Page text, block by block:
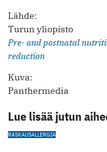
Lähde:
Turun yliopisto
Pre- and postnatal
reduction
Kuva:
Panthermedia
Lue lisää jutun
RASKAUSALLERGIA